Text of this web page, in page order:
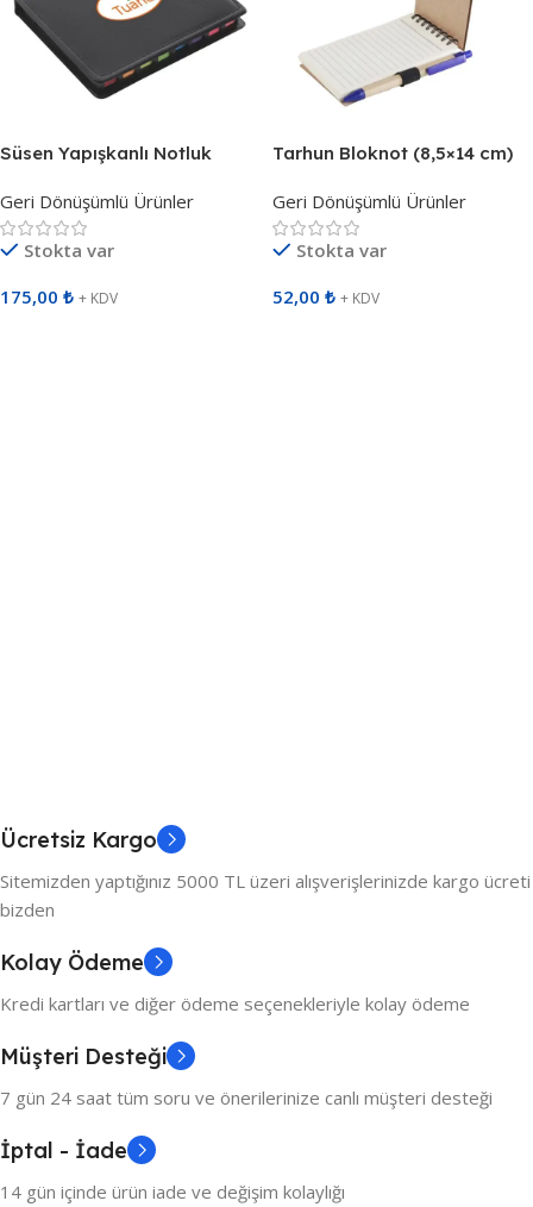
Süsen Yapışkanlı Notluk
Geri Dönüşümlü Ürünler
Stokta var
175,00 ₺ + KDV
Tarhun Bloknot (8,5×14 cm)
Geri Dönüşümlü Ürünler
Stokta var
52,00 ₺ + KDV
Ücretsiz Kargo
Sitemizden yaptığınız 5000 TL üzeri alışverişlerinizde kargo ücreti
bizden
Kolay Ödeme
Kredi kartları ve diğer ödeme seçenekleriyle kolay ödeme
Müşteri Desteği
7 gün 24 saat tüm soru ve önerilerinize canlı müşteri desteği
İptal - İade
14 gün içinde ürün iade ve değişim kolaylığı